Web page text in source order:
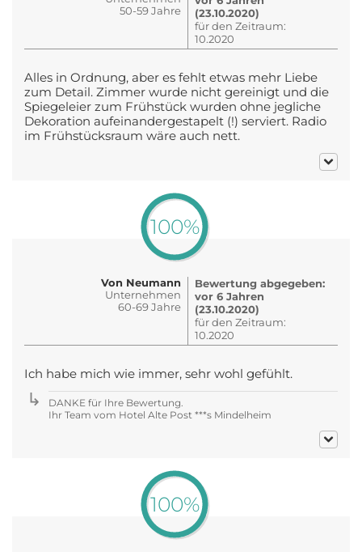
50-59 Jahre
(23.10.2020)
für den Zeitraum:
10.2020
Alles in Ordnung, aber es fehlt etwas mehr Liebe
zum Detail. Zimmer wurde nicht gereinigt und die
Spiegeleier zum Frühstück wurden ohne jegliche
Dekoration aufeinandergestapelt (!) serviert. Radio
im Frühstücksraum wäre auch nett.
100%
Von Neumann
Unternehmen
60-69 Jahre
Bewertung abgegeben:
vor 6 Jahren
(23.10.2020)
für den Zeitraum:
10.2020
Ich habe mich wie immer, sehr wohl gefühlt.
DANKE für Ihre Bewertung.
Ihr Team vom Hotel Alte Post ***s Mindelheim
100%